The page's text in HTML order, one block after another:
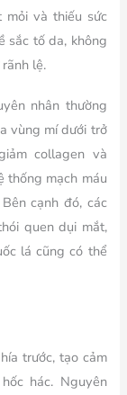
mỏi và thiếu sức
sắc tố da, không
lệ.
nhân thường
vùng mí dưới trở
collagen và
thống mạch máu
cạnh đó, các
quen dụi mắt,
lá cũng có thể
trước, tạo cảm
hác. Nguyên